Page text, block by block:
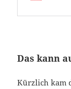
Das kann
Kürzlich kam